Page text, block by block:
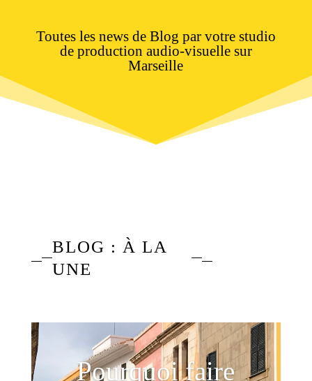
Toutes les news de Blog par votre studio
de production audio-visuelle sur
Marseille
BLOG : À LA
UNE
Pourquoi faire